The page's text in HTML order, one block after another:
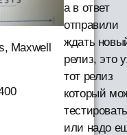
Maxwell
а в ответ
отправили
ждать
релиз, это
тот релиз
который
или надо